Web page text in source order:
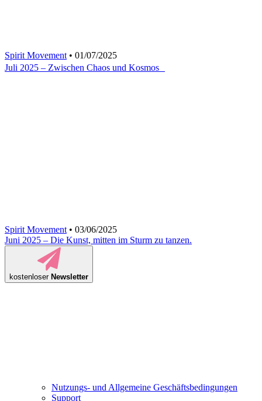
Spirit Movement• 01/07/2025
Juli 2025 – Zwischen Chaos und Kosmos
Spirit Movement• 03/06/2025
Juni 2025 – Die Kunst, mitten im Sturm zu tanzen.
kostenloser Newsletter
Nutzungs- und Allgemeine Geschäftsbedingungen
Support